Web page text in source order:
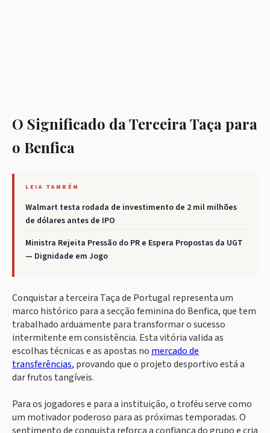
O Significado da Terceira Taça para
o Benfica
LEIA TAMBÉM
Walmart testa rodada de investimento de 2 mil milhões
de dólares antes de IPO
Ministra Rejeita Pressão do PR e Espera Propostas da UGT
— Dignidade em Jogo
Conquistar a terceira Taça de Portugal representa um
marco histórico para a secção feminina do Benfica, que tem
trabalhado arduamente para transformar o sucesso
intermitente em consistência. Esta vitória valida as
escolhas técnicas e as apostas no mercado de
transferências, provando que o projeto desportivo está a
dar frutos tangíveis.
Para os jogadores e para a instituição, o troféu serve como
um motivador poderoso para as próximas temporadas. O